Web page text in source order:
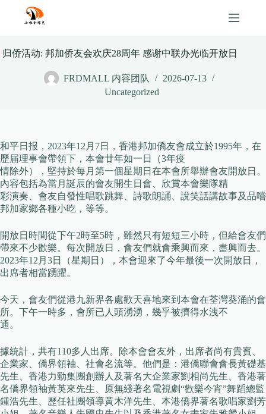
content
归侨活动: 邦加侨友会欢庆28周年 感谢中联办光临开放日
FRDMALL 内容团队
2026-07-13
Uncategorized
和平日报，2023年12月7日，香港邦加僑友會成立於1995年，在
歷届理事會帶領下，本會廿年如一日（3年疫
情除外），堅持於每月第一個星期日在本會所舉辦會友開放日。
內容包括為當月誕辰的會友開生日會、欣賞本會樂隊精
彩演奏、會友自發性唱歌跳舞、詩歌朗誦、說笑話講故事及品嚐
邦加家鄉各種小吃，等等。
開放日時間從下午2時至5時，雖然只有短短三小時，但給會友們
帶來不少歡樂。每次開放日，會友們就會乘興而來，盡興而去。
2023年12月3日（星期日），本會迎來了今年最後一次開放日，
出席者相當踴躍。
今天，會友們從港九新界各處歡天喜地來到本會在荃灣葵涌的會
所。下午一時多，會所已人頭湧湧，幾乎被擠得水洩不
通。
據統計，共有110多人出席。除本會會友外，出席者尚有貴賓、
企業家、僑界領袖、社會名流等。他們是：港僑聯會會長黃礎基
先生、香港力勁集團創辦人及著名大企業家劉相尚先生、香港著
名僑界領袖黃英來先生、原無綫著名電視劇“歡樂今宵”舞蹈總監
鍾浩先生、歷任社團領導黃木洋先生、本港僑界著名歌唱家劉芳